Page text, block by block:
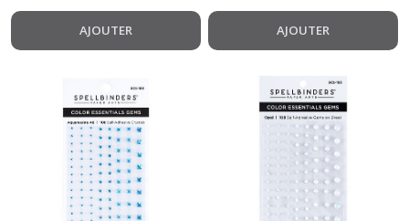
AJOUTER AJOUTER